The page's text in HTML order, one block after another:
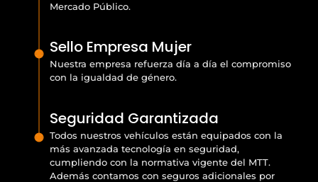
Mercado Público.
Sello Empresa Mujer
Nuestra empresa refuerza día a día el compromiso
con la igualdad de género.
Seguridad Garantizada
Todos nuestros vehículos están equipados con la
más avanzada tecnología en seguridad,
cumpliendo con la normativa vigente del MTT.
Además contamos con seguros adicionales por